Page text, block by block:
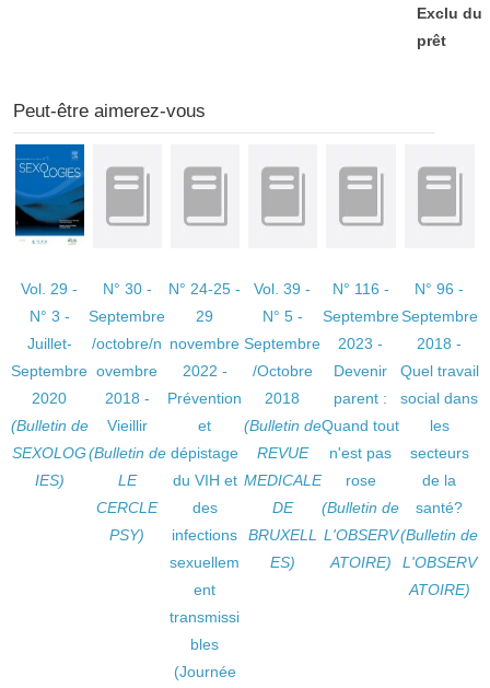
Exclu du
prêt
Peut-être aimerez-vous
Vol. 29 -
N° 3 -
Juillet-
Septembre
2020
(Bulletin de
SEXOLOG
IES)
N° 30 -
Septembre
/octobre/n
ovembre
2018 -
Vieillir
(Bulletin de
LE
CERCLE
PSY)
N° 24-25 -
29
novembre
2022 -
Prévention
et
dépistage
du VIH et
des
infections
sexuellem
ent
transmissi
bles
(Journée
Vol. 39 -
N° 5 -
Septembre
/Octobre
2018
(Bulletin de
REVUE
MEDICALE
DE
BRUXELL
ES)
N° 116 -
Septembre
2023 -
Devenir
parent :
Quand tout
n'est pas
rose
(Bulletin de
L'OBSERV
ATOIRE)
N° 96 -
Septembre
2018 -
Quel travail
social dans
les
secteurs
de la
santé?
(Bulletin de
L'OBSERV
ATOIRE)